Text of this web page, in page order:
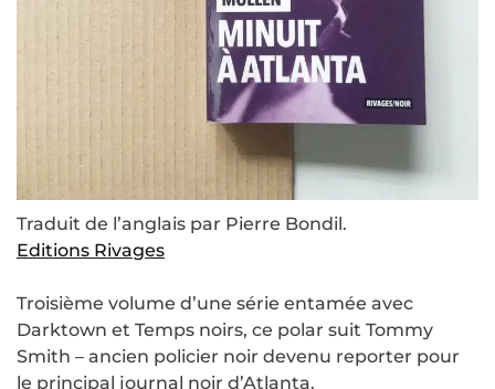
Traduit de l’anglais par Pierre Bondil.
Editions Rivages
Troisième volume d’une série entamée avec
Darktown et Temps noirs, ce polar suit Tommy
Smith – ancien policier noir devenu reporter pour
le principal journal noir d’Atlanta.